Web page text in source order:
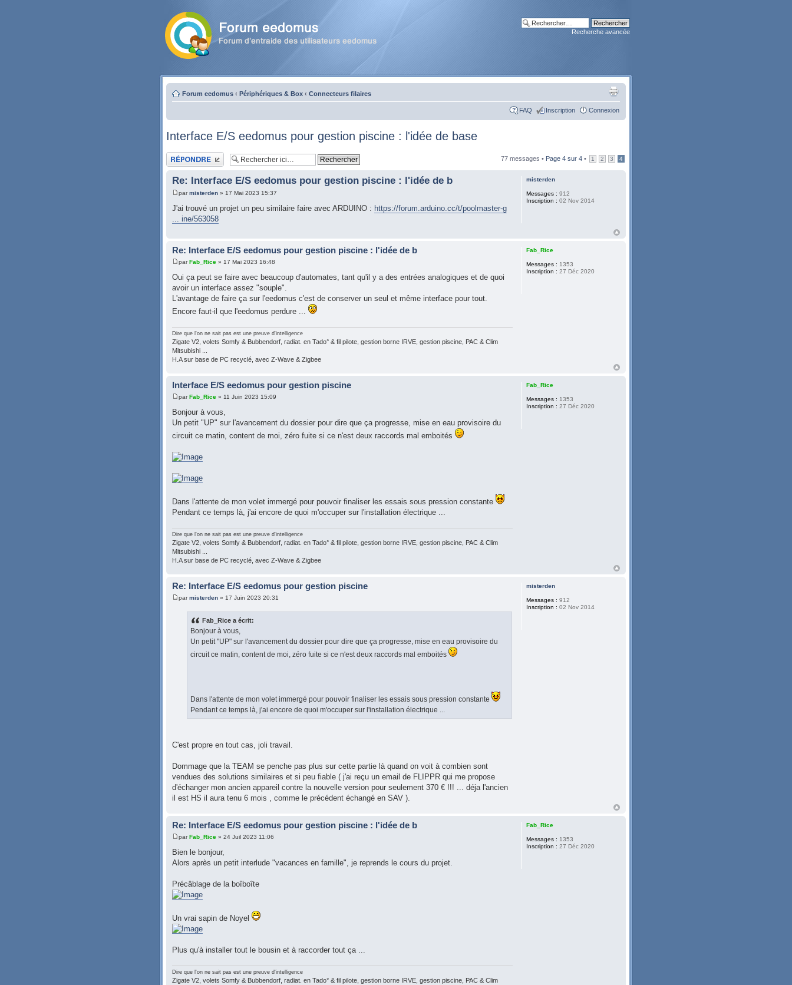
Recherche avancée
Forum eedomus ‹ Périphériques & Box ‹ Connecteurs filaires
FAQ Inscription Connexion
Interface E/S eedomus pour gestion piscine : l'idée de base
Publier une réponse 77 messages • Page 4 sur 4 • 1 2 3 4
Re: Interface E/S eedomus pour gestion piscine : l'idée de b
parmisterden » 17 Mai 2023 15:37
J'ai trouvé un projet un peu similaire faire avec ARDUINO : https://forum.arduino.cc/t/poolmaster-g
... ine/563058
misterden
Messages : 912
Inscription : 02 Nov 2014
Re: Interface E/S eedomus pour gestion piscine : l'idée de b
parFab_Rice » 17 Mai 2023 16:48
Oui ça peut se faire avec beaucoup d'automates, tant qu'il y a des entrées analogiques et de quoi
avoir un interface assez "souple".
L'avantage de faire ça sur l'eedomus c'est de conserver un seul et même interface pour tout.
Encore faut-il que l'eedomus perdure ...
Dire que l'on ne sait pas est une preuve d'intelligence
Zigate V2, volets Somfy & Bubbendorf, radiat. en Tado° & fil pilote, gestion borne IRVE, gestion piscine, PAC & Clim
Mitsubishi ...
H.A sur base de PC recyclé, avec Z-Wave & Zigbee
Fab_Rice
Messages : 1353
Inscription : 27 Déc 2020
Interface E/S eedomus pour gestion piscine
parFab_Rice » 11 Juin 2023 15:09
Bonjour à vous,
Un petit "UP" sur l'avancement du dossier pour dire que ça progresse, mise en eau provisoire du
circuit ce matin, content de moi, zéro fuite si ce n'est deux raccords mal emboités
Dans l'attente de mon volet immergé pour pouvoir finaliser les essais sous pression constante
Pendant ce temps là, j'ai encore de quoi m'occuper sur l'installation électrique ...
Dire que l'on ne sait pas est une preuve d'intelligence
Zigate V2, volets Somfy & Bubbendorf, radiat. en Tado° & fil pilote, gestion borne IRVE, gestion piscine, PAC & Clim
Mitsubishi ...
H.A sur base de PC recyclé, avec Z-Wave & Zigbee
Fab_Rice
Messages : 1353
Inscription : 27 Déc 2020
Re: Interface E/S eedomus pour gestion piscine
parmisterden » 17 Juin 2023 20:31
Fab_Rice a écrit:
Bonjour à vous,
Un petit "UP" sur l'avancement du dossier pour dire que ça progresse, mise en eau provisoire du
circuit ce matin, content de moi, zéro fuite si ce n'est deux raccords mal emboités
Dans l'attente de mon volet immergé pour pouvoir finaliser les essais sous pression constante
Pendant ce temps là, j'ai encore de quoi m'occuper sur l'installation électrique ...
C'est propre en tout cas, joli travail.
Dommage que la TEAM se penche pas plus sur cette partie là quand on voit à combien sont
vendues des solutions similaires et si peu fiable ( j'ai reçu un email de FLIPPR qui me propose
d'échanger mon ancien appareil contre la nouvelle version pour seulement 370 € !!! ... déja l'ancien
il est HS il aura tenu 6 mois , comme le précédent échangé en SAV ).
misterden
Messages : 912
Inscription : 02 Nov 2014
Re: Interface E/S eedomus pour gestion piscine : l'idée de b
parFab_Rice » 24 Juil 2023 11:06
Bien le bonjour,
Alors après un petit interlude "vacances en famille", je reprends le cours du projet.
Précâblage de la boîboîte
Un vrai sapin de Noyel
Plus qu'à installer tout le bousin et à raccorder tout ça ...
Dire que l'on ne sait pas est une preuve d'intelligence
Zigate V2, volets Somfy & Bubbendorf, radiat. en Tado° & fil pilote, gestion borne IRVE, gestion piscine, PAC & Clim
Fab_Rice
Messages : 1353
Inscription : 27 Déc 2020